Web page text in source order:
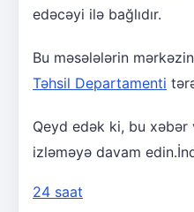
edəcəyi ilə bağlıdır.
Bu məsələlərin
Təhsil Departamenti
Qeyd edək ki, bu
izləməyə davam
24 saat